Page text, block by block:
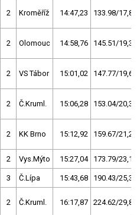
2 Kroměříž 14:47,23 133.98/17,8
2 Olomouc 14:58,76 145.51/19,3
2 VS Tábor 15:01,02 147.77/19,6
2 Č.Kruml. 15:06,28 153.04/20,3
2 KK Brno 15:12,92 159.67/21,2
2 Vys.Mýto 15:27,04 173.79/23,1
3 Č.Lípa 15:43,68 190.43/25,3
2 Č.Kruml. 16:17,87 224.62/29,8